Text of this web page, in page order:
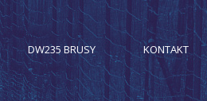
DW235 BRUSY KONTAKT